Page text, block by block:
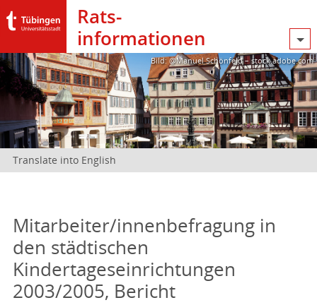
Rats­
informationen
Bild: @Manuel Schönfeld – stock.adobe.com
Translate into English
Mitarbeiter/innenbefragung in
den städtischen
Kindertageseinrichtungen
2003/2005, Bericht